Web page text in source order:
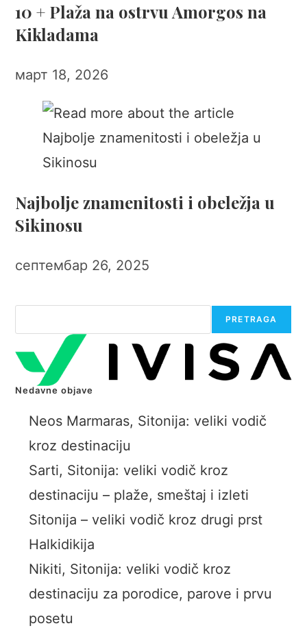
10 + Plaža na ostrvu Amorgos na
Kikladama
март 18, 2026
Najbolje znamenitosti i obeležja u
Sikinosu
септембар 26, 2025
PRETRAGA
Nedavne objave
Neos Marmaras, Sitonija: veliki vodič
kroz destinaciju
Sarti, Sitonija: veliki vodič kroz
destinaciju – plaže, smeštaj i izleti
Sitonija – veliki vodič kroz drugi prst
Halkidikija
Nikiti, Sitonija: veliki vodič kroz
destinaciju za porodice, parove i prvu
posetu